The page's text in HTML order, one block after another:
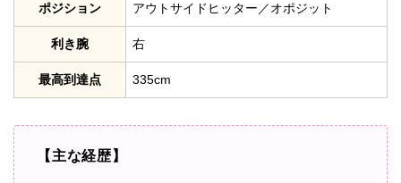
ポジション アウトサイドヒッター／オポジット
利き腕 右
最高到達点 335cm
【主な経歴】